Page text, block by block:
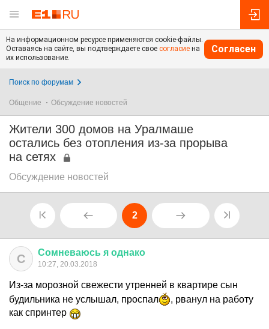
На информационном ресурсе применяются cookie-файлы.
Оставаясь на сайте, вы подтверждаете свое согласие на
их использование.
Согласен
Поиск по форумам
Общение Обсуждение новостей
Жители 300 домов на Уралмаше
остались без отопления из-за прорыва
на сетях
Обсуждение новостей
2
С Сомневаюсь я однако
10:27, 20.03.2018
Из-за морозной свежести утренней в квартире сын
будильника не услышал, проспал
, рванул на работу
как спринтер